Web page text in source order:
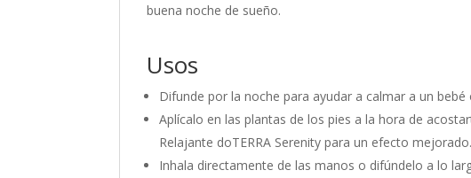
buena noche de sueño.
Usos
Difunde por la noche para ayudar a calmar a un bebé
Aplícalo en las plantas de los pies a la hora de
Relajante doTERRA Serenity para un efecto mejorado.
Inhala directamente de las manos o difúndelo a lo